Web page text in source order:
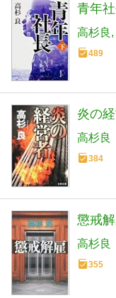
青年
高杉良
489
炎の
高杉良
384
懲戒
高杉良
355